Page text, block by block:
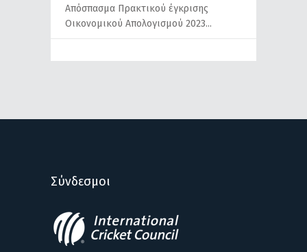
Απόσπασμα Πρακτικού έγκρισης
Οικονομικού Απολογισμού 2023
Σύνδεσμοι